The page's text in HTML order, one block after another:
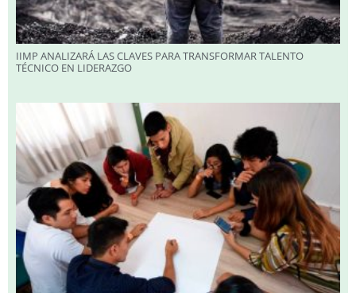
IIMP ANALIZARÁ LAS CLAVES PARA TRANSFORMAR TALENTO
TÉCNICO EN LIDERAZGO